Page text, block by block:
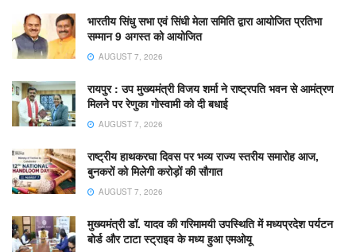
भारतीय सिंधु सभा एवं सिंधी मेला समिति द्वारा आयोजित प्रतिभा
सम्मान 9 अगस्त को आयोजित
AUGUST 7, 2026
रायपुर : उप मुख्यमंत्री विजय शर्मा ने राष्ट्रपति भवन से आमंत्रण
मिलने पर रेणुका गोस्वामी को दी बधाई
AUGUST 7, 2026
राष्ट्रीय हाथकरघा दिवस पर भव्य राज्य स्तरीय समारोह आज,
बुनकरों को मिलेगी करोड़ों की सौगात
AUGUST 7, 2026
मुख्यमंत्री डॉ. यादव की गरिमामयी उपस्थिति में मध्यप्रदेश पर्यटन
बोर्ड और टाटा स्ट्राइव के मध्य हुआ एमओयू